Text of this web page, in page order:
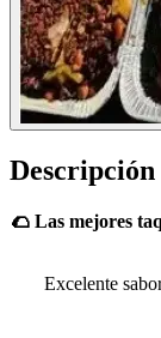
Descripción
🌮 Las mejores
Excelente